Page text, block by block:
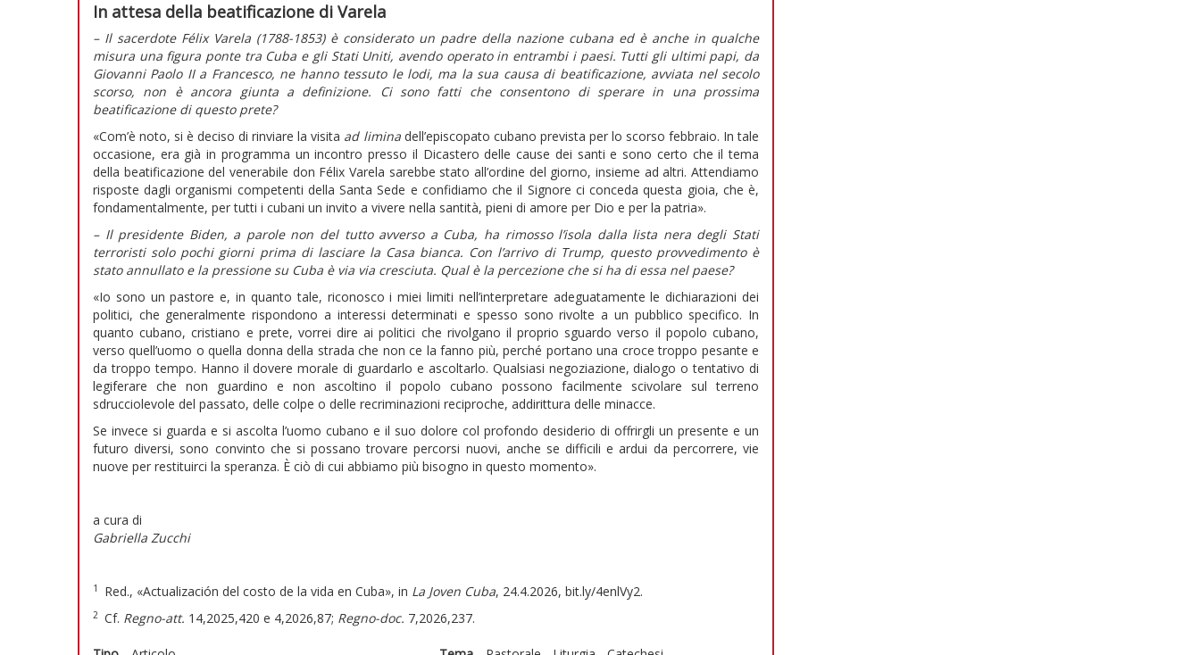
In attesa della beatificazione di Varela
– Il sacerdote Félix Varela (1788-1853) è considerato un padre della nazione cubana ed è anche in qualche
misura una figura ponte tra Cuba e gli Stati Uniti, avendo operato in entrambi i paesi. Tutti gli ultimi papi, da
Giovanni Paolo II a Francesco, ne hanno tessuto le lodi, ma la sua causa di beatificazione, avviata nel secolo
scorso, non è ancora giunta a definizione. Ci sono fatti che consentono di sperare in una prossima
beatificazione di questo prete?
«Com’è noto, si è deciso di rinviare la visita ad liminadell’episcopato cubano prevista per lo scorso febbraio. In tale
occasione, era già in programma un incontro presso il Dicastero delle cause dei santi e sono certo che il tema
della beatificazione del venerabile don Félix Varela sarebbe stato all’ordine del giorno, insieme ad altri. Attendiamo
risposte dagli organismi competenti della Santa Sede e confidiamo che il Signore ci conceda questa gioia, che è,
fondamentalmente, per tutti i cubani un invito a vivere nella santità, pieni di amore per Dio e per la patria».
– Il presidente Biden, a parole non del tutto avverso a Cuba, ha rimosso l’isola dalla lista nera degli Stati
terroristi solo pochi giorni prima di lasciare la Casa bianca. Con l’arrivo di Trump, questo provvedimento è
stato annullato e la pressione su Cuba è via via cresciuta. Qual è la percezione che si ha di essa nel paese?
«Io sono un pastore e, in quanto tale, riconosco i miei limiti nell’interpretare adeguatamente le dichiarazioni dei
politici, che generalmente rispondono a interessi determinati e spesso sono rivolte a un pubblico specifico. In
quanto cubano, cristiano e prete, vorrei dire ai politici che rivolgano il proprio sguardo verso il popolo cubano,
verso quell’uomo o quella donna della strada che non ce la fanno più, perché portano una croce troppo pesante e
da troppo tempo. Hanno il dovere morale di guardarlo e ascoltarlo. Qualsiasi negoziazione, dialogo o tentativo di
legiferare che non guardino e non ascoltino il popolo cubano possono facilmente scivolare sul terreno
sdrucciolevole del passato, delle colpe o delle recriminazioni reciproche, addirittura delle minacce.
Se invece si guarda e si ascolta l’uomo cubano e il suo dolore col profondo desiderio di offrirgli un presente e un
futuro diversi, sono convinto che si possano trovare percorsi nuovi, anche se difficili e ardui da percorrere, vie
nuove per restituirci la speranza. È ciò di cui abbiamo più bisogno in questo momento».
a cura di
Gabriella Zucchi
1 Red., «Actualización del costo de la vida en Cuba», in La Joven Cuba, 24.4.2026, bit.ly/4enlVy2.
2 Cf. Regno-att. 14,2025,420 e 4,2026,87; Regno-doc. 7,2026,237.